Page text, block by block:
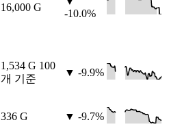
16,000 G
-10.0%
1,534 G 100
개 기준
▼ -9.9%
336 G ▼ -9.7%